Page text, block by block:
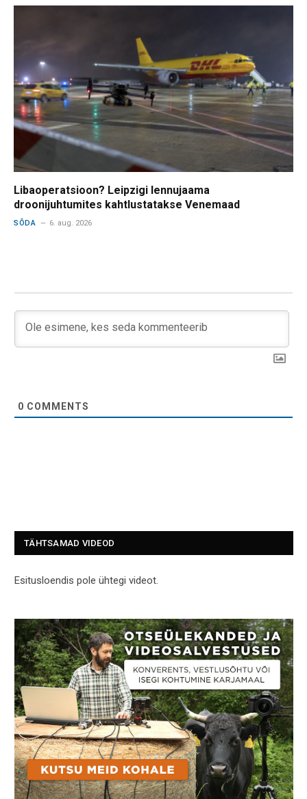
Libaoperatsioon? Leipzigi lennujaama
droonijuhtumites kahtlustatakse Venemaad
SÕDA 6. aug. 2026
0 COMMENTS
TÄHTSAMAD VIDEOD
Esitusloendis pole ühtegi videot.